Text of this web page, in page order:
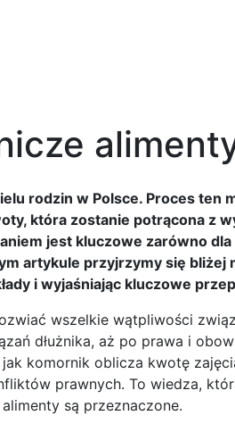
rodzin w Polsce. Proces ten
która zostanie potrącona z
jest kluczowe zarówno
artykule przyjrzymy się bliżej
i wyjaśniając kluczowe
wszelkie wątpliwości
dłużnika, aż po prawa i
komornik oblicza kwotę
prawnych. To wiedza,
są przeznaczone.